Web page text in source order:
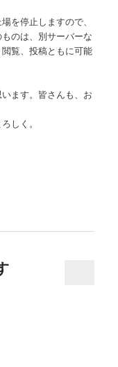
を停止しますので、
のは、別サーバーな
覧、投稿ともに可能
ます。皆さんも、お
。